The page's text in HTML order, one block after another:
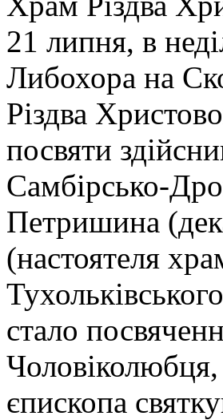
21 липня, в
Либохора на
Різдва
посвяти
Самбірсько-
Петришина
(настоятеля
стало
Чоловіколюбця,
єпископа